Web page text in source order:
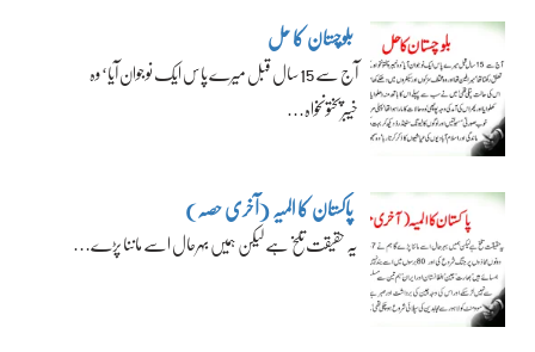
بلوچستان کا حل
آج سے 15 سال قبل میرے پاس ایک نوجوان آیا‘ وہ
خیبرپختونخواہ…
پاکستان کا المیہ (آخری حصہ)
یہ حقیقت تلخ ہے لیکن ہمیں بہرحال اسے ماننا پڑے…